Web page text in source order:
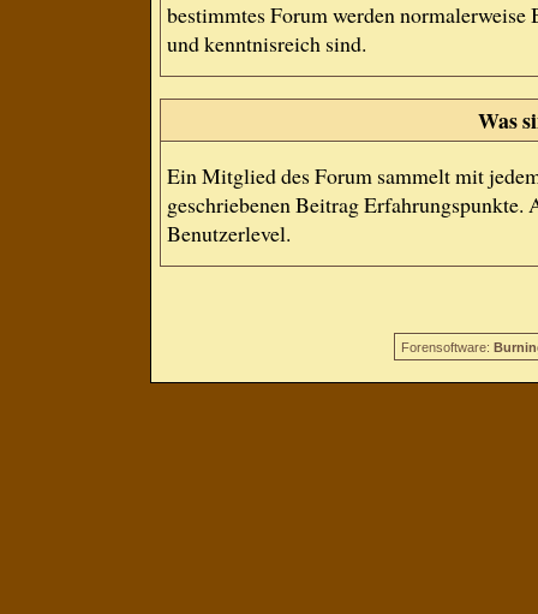
bestimmtes Forum werden
und kenntnisreich sind.
Was
Ein Mitglied des Forum sammelt mit
geschriebenen Beitrag Erfahrungspunkte.
Benutzerlevel.
Forensoftware: